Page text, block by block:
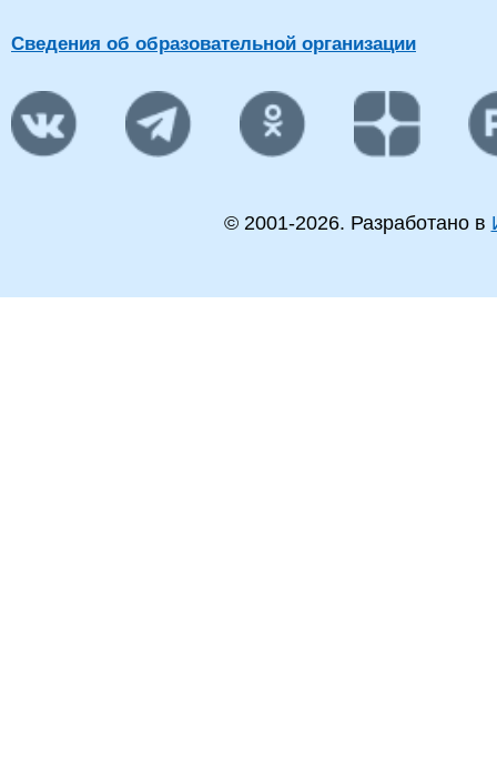
Сведения об образовательной организации
© 2001-2026. Разработано в